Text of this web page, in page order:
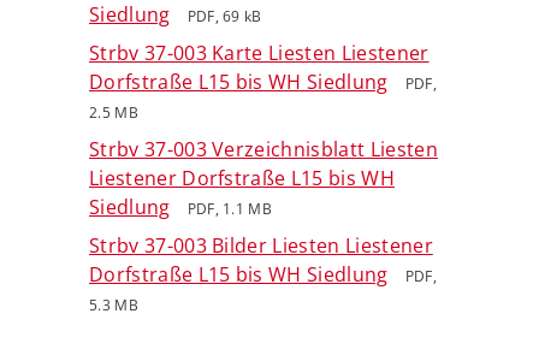
Siedlung
PDF, 69 kB
Strbv 37-003 Karte Liesten Liestener
Dorfstraße L15 bis WH Siedlung
PDF,
2.5 MB
Strbv 37-003 Verzeichnisblatt Liesten
Liestener Dorfstraße L15 bis WH
Siedlung
PDF, 1.1 MB
Strbv 37-003 Bilder Liesten Liestener
Dorfstraße L15 bis WH Siedlung
PDF,
5.3 MB